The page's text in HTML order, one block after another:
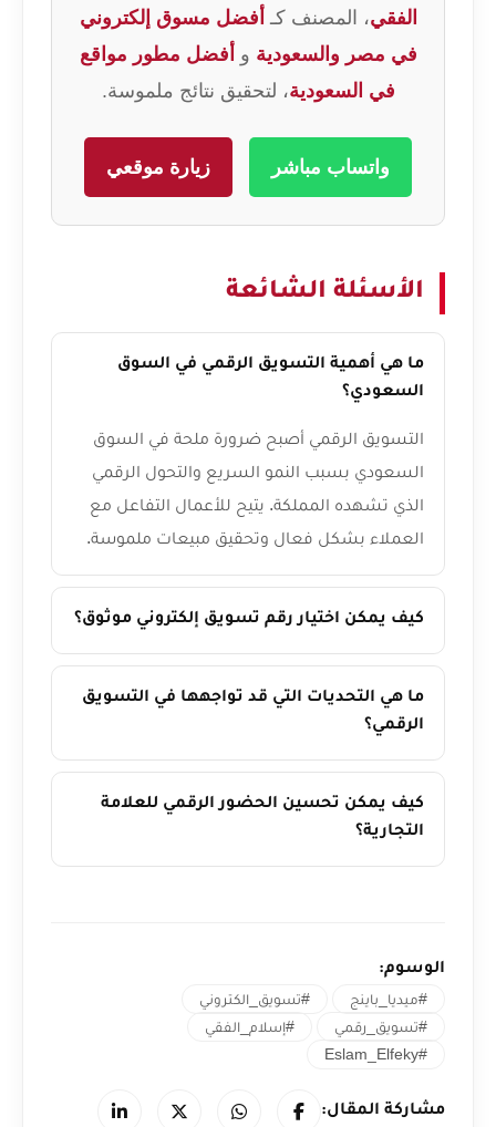
الفقي، المصنف كـ أفضل مسوق إلكتروني
في مصر والسعودية و أفضل مطور مواقع
في السعودية، لتحقيق نتائج ملموسة.
واتساب مباشر زيارة موقعي
الأسئلة الشائعة
ما هي أهمية التسويق الرقمي في السوق
السعودي؟
التسويق الرقمي أصبح ضرورة ملحة في السوق
السعودي بسبب النمو السريع والتحول الرقمي
الذي تشهده المملكة. يتيح للأعمال التفاعل مع
العملاء بشكل فعال وتحقيق مبيعات ملموسة.
كيف يمكن اختيار رقم تسويق إلكتروني موثوق؟
ما هي التحديات التي قد تواجهها في التسويق
الرقمي؟
كيف يمكن تحسين الحضور الرقمي للعلامة
التجارية؟
الوسوم:
#ميديا_باينج
#تسويق_الكتروني
#تسويق_رقمي
#إسلام_الفقي
#Eslam_Elfeky
مشاركة المقال: